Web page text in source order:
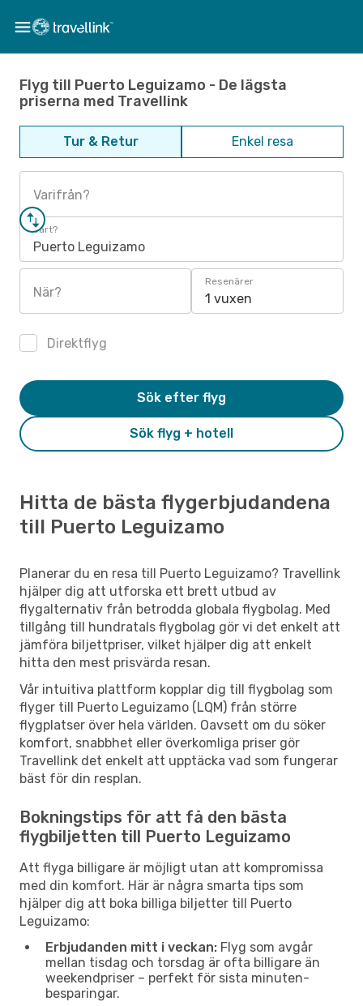
Flyg till Puerto Leguizamo - De lägsta
priserna med Travellink
Tur & Retur Enkel resa
Varifrån?
Vart?
Puerto Leguizamo
När?
Resenärer
1 vuxen
Direktflyg
Sök flyg + hotell
Sök efter flyg
Hitta de bästa flygerbjudandena
till Puerto Leguizamo
Planerar du en resa till Puerto Leguizamo? Travellink
hjälper dig att utforska ett brett utbud av
flygalternativ från betrodda globala flygbolag. Med
tillgång till hundratals flygbolag gör vi det enkelt att
jämföra biljettpriser, vilket hjälper dig att enkelt
hitta den mest prisvärda resan.
Vår intuitiva plattform kopplar dig till flygbolag som
flyger till Puerto Leguizamo (LQM) från större
flygplatser över hela världen. Oavsett om du söker
komfort, snabbhet eller överkomliga priser gör
Travellink det enkelt att upptäcka vad som fungerar
bäst för din resplan.
Bokningstips för att få den bästa
flygbiljetten till Puerto Leguizamo
Att flyga billigare är möjligt utan att kompromissa
med din komfort. Här är några smarta tips som
hjälper dig att boka billiga biljetter till Puerto
Leguizamo:
Erbjudanden mitt i veckan: Flyg som avgår
mellan tisdag och torsdag är ofta billigare än
weekendpriser – perfekt för sista minuten-
besparingar.